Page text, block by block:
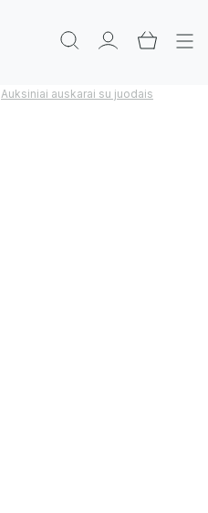
Auksiniai auskarai su juodais